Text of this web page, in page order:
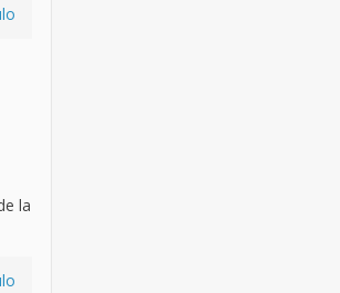
la